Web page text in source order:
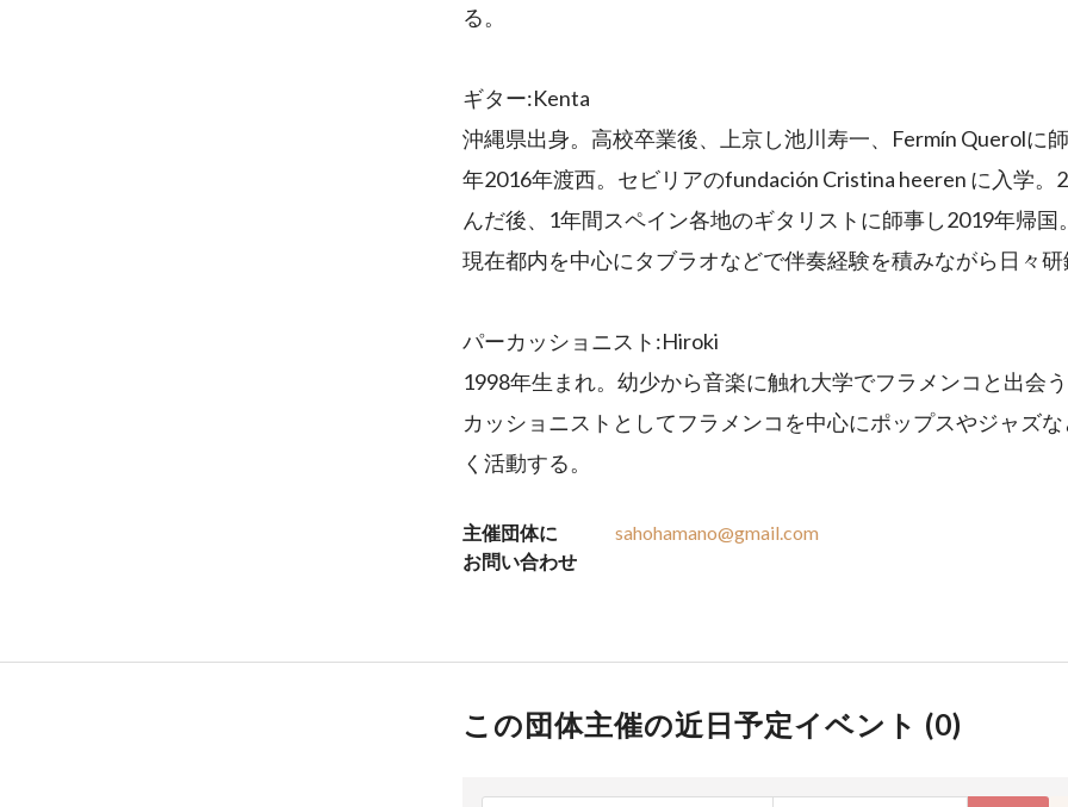
る。
ギター:Kenta
沖縄県出身。高校卒業後、上京し池川寿一、Fermín Querolに
年2016年渡西。セビリアのfundación Cristina heeren に入学。
んだ後、1年間スペイン各地のギタリストに師事し2019年帰国
現在都内を中心にタブラオなどで伴奏経験を積みながら日々
パーカッショニスト:Hiroki
1998年生まれ。幼少から音楽に触れ大学でフラメンコと出会
カッショニストとしてフラメンコを中心にポップスやジャズ
く活動する。
主催団体に
お問い合わせ
sahohamano@gmail.com
この団体主催の近日予定イベント (0)